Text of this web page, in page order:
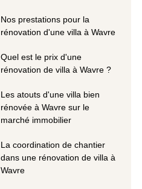
Nos prestations pour la
rénovation d'une villa à Wavre
Quel est le prix d'une
rénovation de villa à Wavre ?
Les atouts d'une villa bien
rénovée à Wavre sur le
marché immobilier
La coordination de chantier
dans une rénovation de villa à
Wavre